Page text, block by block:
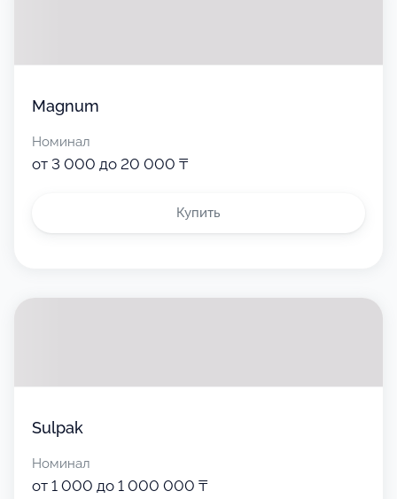
Magnum
Номинал
от 3 000 до 20 000 ₸
Купить
Sulpak
Номинал
от 1 000 до 1 000 000 ₸